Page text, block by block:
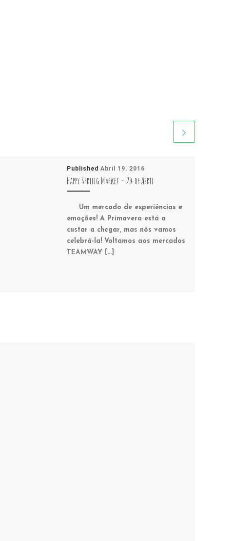
Published Abril 19, 2016
Happy Spring Market – 24 de Abril
Um mercado de experiências e
emoções! A Primavera está a
custar a chegar, mas nós vamos
celebrá-la! Voltamos aos mercados
TEAMWAY […]